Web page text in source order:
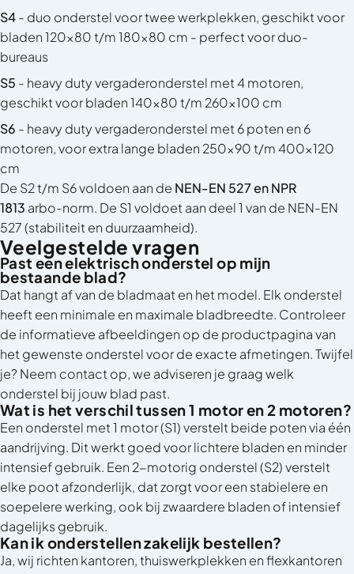
S4- duo onderstel voor twee werkplekken, geschikt voor
bladen 120x80 t/m 180x80 cm - perfect voorduo-
bureaus
S5 - heavy duty vergaderonderstel met 4 motoren,
geschikt voor bladen 140x80 t/m 260x100 cm
S6 - heavy duty vergaderonderstel met 6 poten en 6
motoren, voor extra lange bladen 250x90 t/m 400x120
cm
De S2 t/m S6 voldoen aan de NEN-EN 527 en NPR
1813 arbo-norm. De S1 voldoet aan deel 1 van de NEN-EN
527 (stabiliteit en duurzaamheid).
Veelgestelde vragen
Past een elektrisch onderstel op mijn
bestaande blad?
Dat hangt af van de bladmaat en het model. Elk onderstel
heeft een minimale en maximale bladbreedte. Controleer
de informatieve afbeeldingen op de productpagina van
het gewenste onderstel voor de exacte afmetingen. Twijfel
je? Neem contact op, we adviseren je graag welk
onderstel bij jouw blad past.
Wat is het verschil tussen 1 motor en 2 motoren?
Een onderstel met 1 motor (S1) verstelt beide poten via één
aandrijving. Dit werkt goed voor lichtere bladen en minder
intensief gebruik. Een 2-motorig onderstel (S2) verstelt
elke poot afzonderlijk, dat zorgt voor een stabielere en
soepelere werking, ook bij zwaardere bladen of intensief
dagelijks gebruik.
Kan ik onderstellen zakelijk bestellen?
Ja, wij richten kantoren, thuiswerkplekken en flexkantoren